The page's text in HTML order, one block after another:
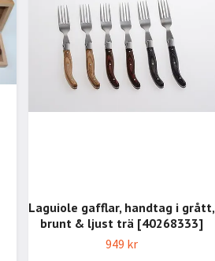
Laguiole gafflar, handtag i grått,
brunt & ljust trä [40268333]
949 kr